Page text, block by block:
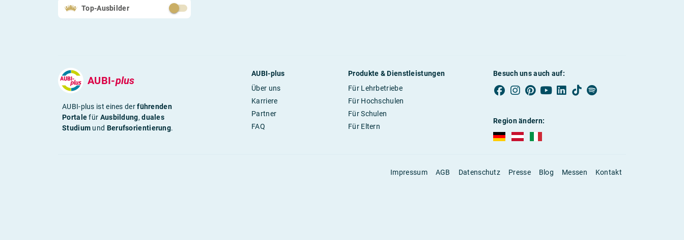
Berufs-Check starten
Top-Ausbilder
AUBI-plus
AUBI-plus ist eines derführenden
Portalefür Ausbildung,duales
Studium und Berufsorientierung.
AUBI-plus
Über uns
Karriere
Partner
FAQ
Produkte & Dienstleistungen
Für Lehrbetriebe
Für Hochschulen
Für Schulen
Für Eltern
Besuch uns auch auf:
Region ändern:
AUBI-plus Deutschland (deutsch)
AUBI-plus Österreich (deutsch)
Impressum AGB Datenschutz Presse Blog Messen Kontakt